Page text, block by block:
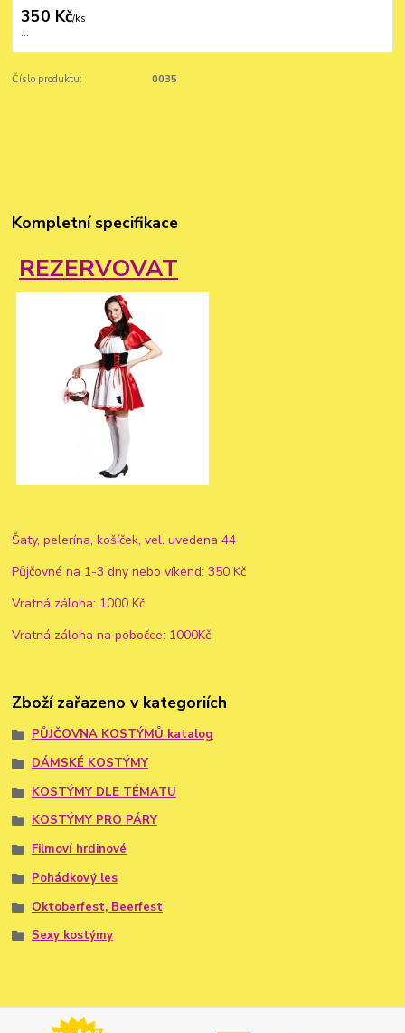
350 Kč/ks
...
Číslo produktu: 0035
Kompletní specifikace
REZERVOVAT
Šaty, pelerína, košíček, vel. uvedena 44
Půjčovné na 1-3 dny nebo víkend: 350 Kč
Vratná záloha: 1000 Kč
Vratná záloha na pobočce: 1000Kč
Zboží zařazeno v kategoriích
PŮJČOVNA KOSTÝMŮ katalog
DÁMSKÉ KOSTÝMY
KOSTÝMY DLE TÉMATU
KOSTÝMY PRO PÁRY
Filmoví hrdinové
Pohádkový les
Oktoberfest, Beerfest
Sexy kostýmy